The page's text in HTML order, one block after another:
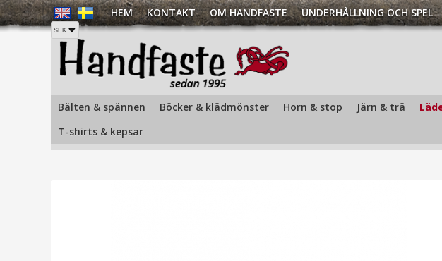
HEM KONTAKT OM HANDFASTE UNDERHÅLLNING OCH SPEL
Bälten & spännen Böcker & klädmönster Horn & stop Järn & trä
T-shirts & kepsar
Hem/Läderarmband/Smyckesarmband/Läderarmband | Smyckesarmband